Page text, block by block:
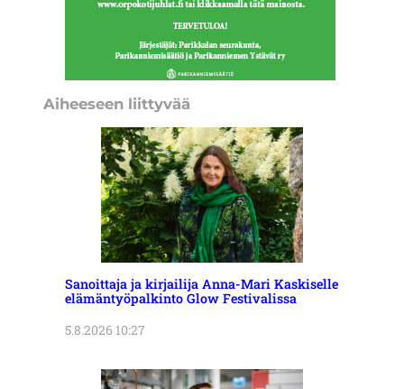
Aiheeseen liittyvää
Sanoittaja ja kirjailija Anna-Mari Kaskiselle
elämäntyöpalkinto Glow Festivalissa
5.8.2026 10:27